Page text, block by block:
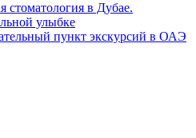
стоматология в Дубае.
улыбке
пункт экскурсий в ОАЭ